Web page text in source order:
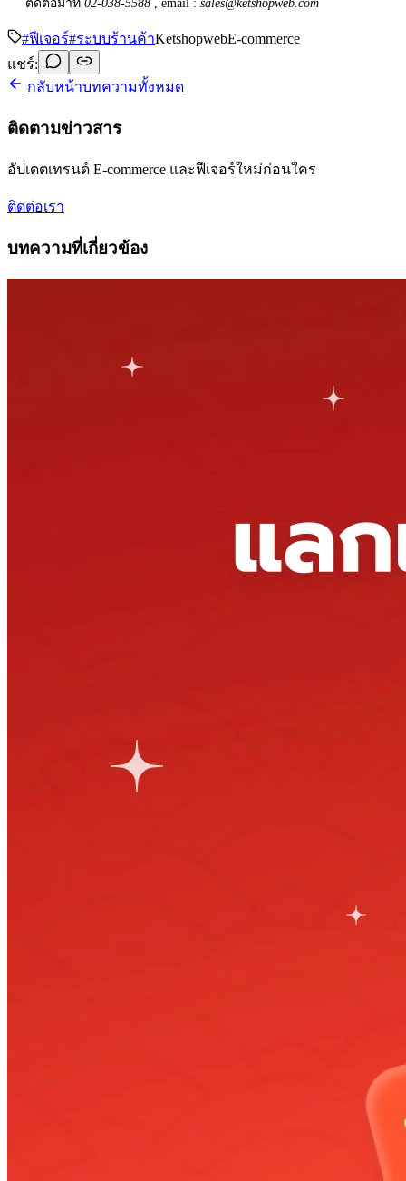
ติดต่อมาที่ 02-038-5588 , email : sales@ketshopweb.com
#ฟีเจอร์#ระบบร้านค้าKetshopwebE-commerce
แชร์:
กลับหน้าบทความทั้งหมด
ติดตามข่าวสาร
อัปเดตเทรนด์ E-commerce และฟีเจอร์ใหม่ก่อนใคร
ติดต่อเรา
บทความที่เกี่ยวข้อง